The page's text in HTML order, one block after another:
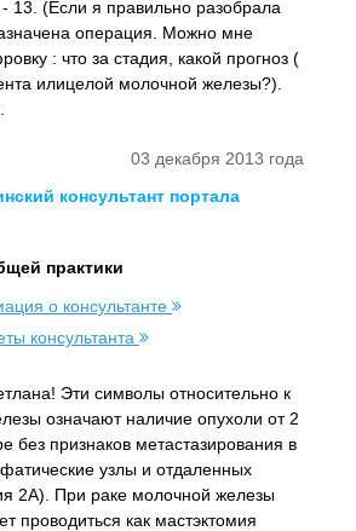
13. (Если я правильно разобрала
операция. Можно мне
: что за стадия, какой прогноз (
илицелой молочной железы?).
03 декабря 2013 года
консультант портала
практики
о консультанте
консультанта
Эти символы относительно к
означают наличие опухоли от 2
без признаков метастазирования в
узлы и отдаленных
2А). При раке молочной железы
проводиться как мастэктомия